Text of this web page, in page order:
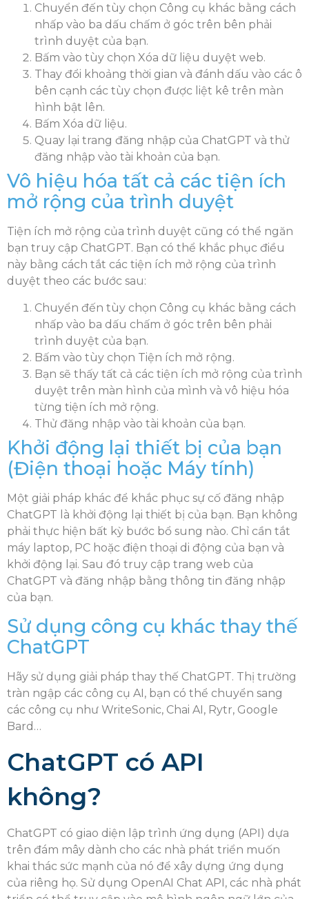
Chuyển đến tùy chọn Công cụ khác bằng cách
nhấp vào ba dấu chấm ở góc trên bên phải
trình duyệt của bạn.
Bấm vào tùy chọn Xóa dữ liệu duyệt web.
Thay đổi khoảng thời gian và đánh dấu vào các ô
bên cạnh các tùy chọn được liệt kê trên màn
hình bật lên.
Bấm Xóa dữ liệu.
Quay lại trang đăng nhập của ChatGPT và thử
đăng nhập vào tài khoản của bạn.
Vô hiệu hóa tất cả các tiện ích
mở rộng của trình duyệt
Tiện ích mở rộng của trình duyệt cũng có thể ngăn
bạn truy cập ChatGPT. Bạn có thể khắc phục điều
này bằng cách tắt các tiện ích mở rộng của trình
duyệt theo các bước sau:
Chuyển đến tùy chọn Công cụ khác bằng cách
nhấp vào ba dấu chấm ở góc trên bên phải
trình duyệt của bạn.
Bấm vào tùy chọn Tiện ích mở rộng.
Bạn sẽ thấy tất cả các tiện ích mở rộng của trình
duyệt trên màn hình của mình và vô hiệu hóa
từng tiện ích mở rộng.
Thử đăng nhập vào tài khoản của bạn.
Khởi động lại thiết bị của bạn
(Điện thoại hoặc Máy tính)
Một giải pháp khác để khắc phục sự cố đăng nhập
ChatGPT là khởi động lại thiết bị của bạn. Bạn không
phải thực hiện bất kỳ bước bổ sung nào. Chỉ cần tắt
máy laptop, PC hoặc điện thoại di động của bạn và
khởi động lại. Sau đó truy cập trang web của
ChatGPT và đăng nhập bằng thông tin đăng nhập
của bạn.
Sử dụng công cụ khác thay thế
ChatGPT
Hãy sử dụng giải pháp thay thế ChatGPT. Thị trường
tràn ngập các công cụ AI, bạn có thể chuyển sang
các công cụ như WriteSonic, Chai AI, Rytr, Google
Bard…
ChatGPT có API
không?
ChatGPT có giao diện lập trình ứng dụng (API) dựa
trên đám mây dành cho các nhà phát triển muốn
khai thác sức mạnh của nó để xây dựng ứng dụng
của riêng họ. Sử dụng OpenAI Chat API, các nhà phát